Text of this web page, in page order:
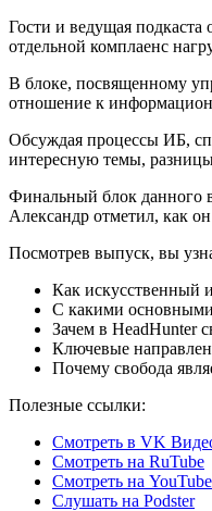
Гости и ведущая
отдельной комплаенс
В блоке, посвященному
отношение к
Обсуждая процессы ИБ,
интересную темы,
Финальный блок данного
Александр отметил, как
Посмотрев выпуск, вы
Как искусственный
С какими основными
Зачем в HeadHunter
Ключевые
Почему свобода
Полезные ссылки:
Смотреть в VK
Смотреть на RuTube
Смотреть на YouTube
Слушать на Podster